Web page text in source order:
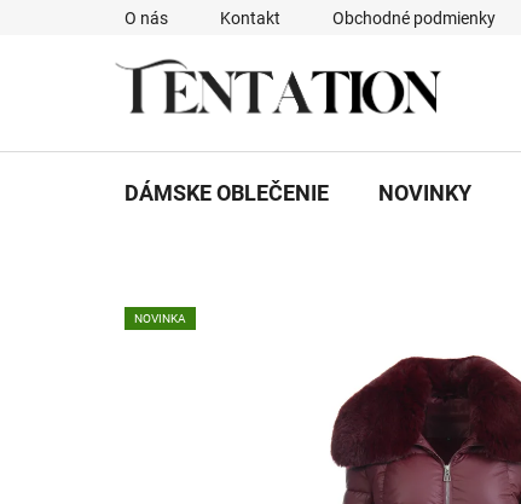
O nás Kontakt Obchodné podmienky
DÁMSKE OBLEČENIE NOVINKY
NOVINKA